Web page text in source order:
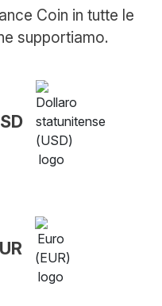
Coin in tutte le
supportiamo.